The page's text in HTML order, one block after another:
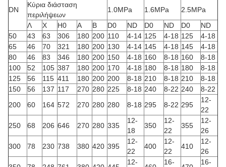
DN
Κύρια διάσταση
περιλήψεων
1.0MPa 1.6MPa
2.5MPa
Λ
Χ H0 Α Β D0 ND D0 ND D0
ND
50
43 63 306 180 200 110 4-14 125 4-18 125
4-18
65
46 70 321 180 200 130 4-14 145 4-18 145
4-18
80
46 83 346 180 200 150 4-18 160 8-18 160
8-18
100
52 105 387 180 200 170 4-18 180 8-18 180
8-18
125
56 115 411 180 200 200 8-18 210 8-18 210
8-18
150
56 137 117 270 280 225 8-18 240 8-22 240
8-22
200
60 164 572 270 280 280 8-18 295 8-22 295
12-
22
250
68 206 646 270 280 335
12-
18
350
12-
22
355
12-
26
300
78 230 738 380 420 395
12-
22
400
12-
22
410
12-
26
12- 16- 16-